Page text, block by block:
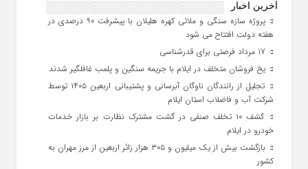
آخرین اخبار
پروژه سازه سنگی و ملاتی کهره هلیلان با پیشرفت ۹۰ درصدی در
هفته دولت افتتاح می شود
یخ‌ فروشان متخلف در ایلام با جریمه سنگین و پلمب غافلگیر شدند
تجلیل از رانندگان ناوگان آبرسانی و پشتیبانی اربعین ۱۴۰۵ توسط
شرکت آب و فاضلاب استان ایلام
کشف ۱۰ تخلف صنفی در گشت مشترک نظارت بر بازار خدمات
خودرو در ایلام
بازگشت بیش از یک میلیون و ۳۰۵ هزار زائر اربعین از مرز مهران به
کشور